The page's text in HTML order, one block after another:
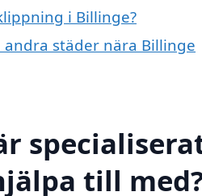
i Billinge?
städer nära Billinge
till